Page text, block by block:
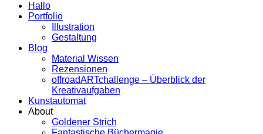
Hallo
Portfolio
Illustration
Gestaltung
Blog
Material Wissen
Rezensionen
offroadARTchallenge – Überblick der
Kreativaufgaben
Kunstautomat
About
Goldener Strich